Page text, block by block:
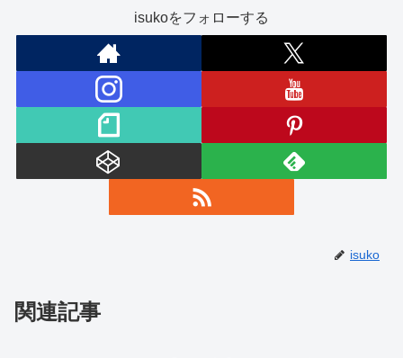
isukoをフォローする
isuko
関連記事